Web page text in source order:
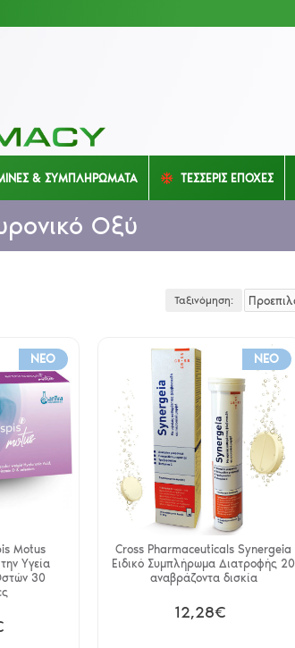
& ΣΥΜΠΛΗΡΩΜΑΤΑ ΤΕΣΣΕΡΙΣ ΕΠΟΧΕΣ
Οξύ
Ταξινόμηση:
NEO
Motus
Υγεία
30
NEO
Cross Pharmaceuticals Synergeia
Ειδικό Συμπλήρωμα Διατροφής 20
αναβράζοντα δισκία
12,28€